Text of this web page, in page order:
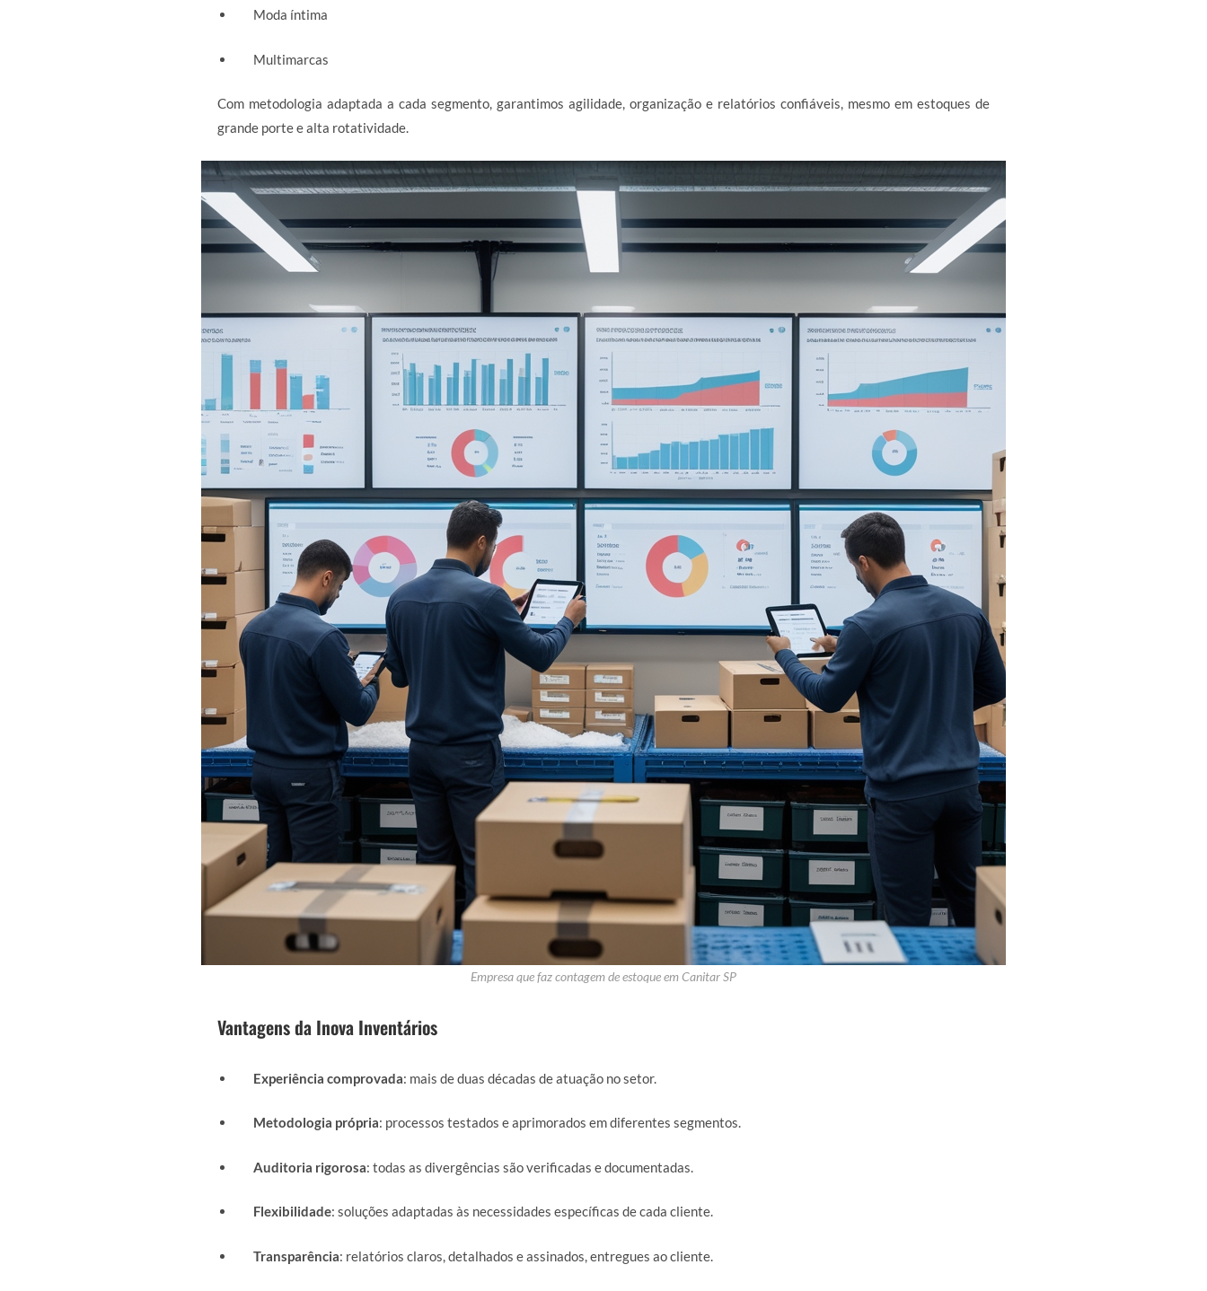
Moda íntima
Multimarcas
Com metodologia adaptada a cada segmento, garantimos agilidade, organização e relatórios confiáveis, mesmo em estoques de
grande porte e alta rotatividade.
Empresa que faz contagem de estoque em Canitar SP
Vantagens da Inova Inventários
Experiência comprovada: mais de duas décadas de atuação no setor.
Metodologia própria: processos testados e aprimorados em diferentes segmentos.
Auditoria rigorosa: todas as divergências são verificadas e documentadas.
Flexibilidade: soluções adaptadas às necessidades específicas de cada cliente.
Transparência: relatórios claros, detalhados e assinados, entregues ao cliente.